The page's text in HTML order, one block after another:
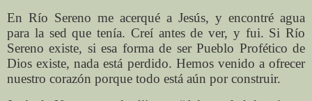
En Río Sereno me acerqué a Jesús, y encontré agua
para la sed que tenía. Creí antes de ver, y fui. Si Río
Sereno existe, si esa forma de ser Pueblo Profético de
Dios existe, nada está perdido. Hemos venido a ofrecer
nuestro corazón porque todo está aún por construir.